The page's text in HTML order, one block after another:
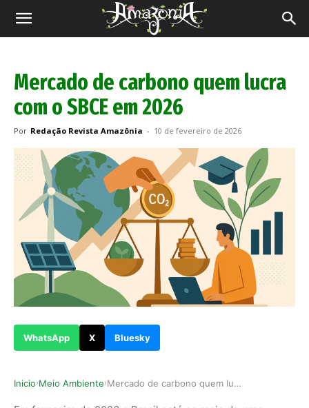
Revista
Mercado de carbono quem lucra
com o SBCE em 2026
Por Redação Revista Amazônia - 10 de fevereiro de 2026
WhatsApp X Bluesky
Inicio›Meio Ambiente› Mercado de carbono quem lucra com o SBCE em 2026